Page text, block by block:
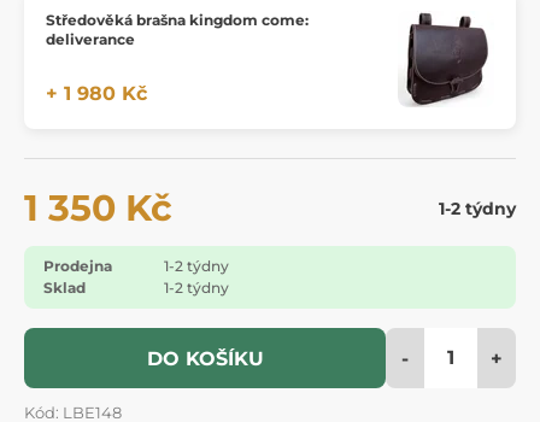
Středověká brašna kingdom come:
deliverance
+ 1 980 Kč
1 350 Kč 1-2 týdny
Prodejna
1-2 týdny
Sklad
1-2 týdny
DO KOŠÍKU - +
Kód: LBE148